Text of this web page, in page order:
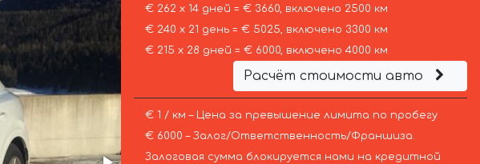
€ 262 х 14 дней = € 3660, включено 2500 км
€ 240 х 21 день = € 5025, включено 3300 км
€ 215 х 28 дней = € 6000, включено 4000 км
Расчёт стоимости авто
€ 1 / км – Цена за превышение лимита по пробегу
€ 6000 – Залог/Ответственность/Франшиза.
Залоговая сумма блокируется нами на кредитной